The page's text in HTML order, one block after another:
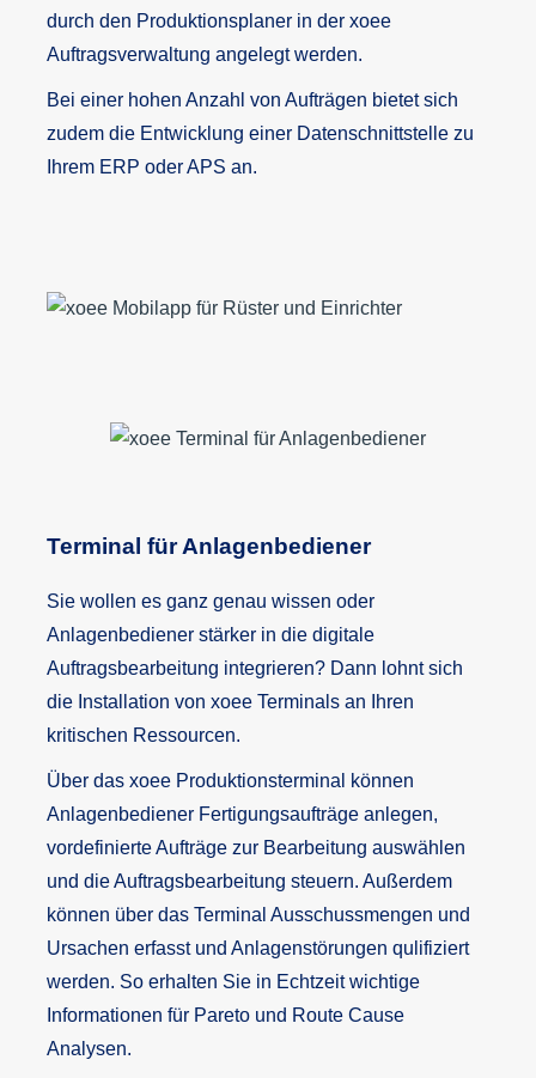
durch den Produktionsplaner in der xoee
Auftragsverwaltung angelegt werden.
Bei einer hohen Anzahl von Aufträgen bietet sich
zudem die Entwicklung einer Datenschnittstelle zu
Ihrem ERP oder APS an.
Terminal für Anlagenbediener
Sie wollen es ganz genau wissen oder
Anlagenbediener stärker in die digitale
Auftragsbearbeitung integrieren? Dann lohnt sich
die Installation von xoee Terminals an Ihren
kritischen Ressourcen.
Über das xoee Produktionsterminal können
Anlagenbediener Fertigungsaufträge anlegen,
vordefinierte Aufträge zur Bearbeitung auswählen
und die Auftragsbearbeitung steuern. Außerdem
können über das Terminal Ausschussmengen und
Ursachen erfasst und Anlagenstörungen qulifiziert
werden. So erhalten Sie in Echtzeit wichtige
Informationen für Pareto und Route Cause
Analysen.